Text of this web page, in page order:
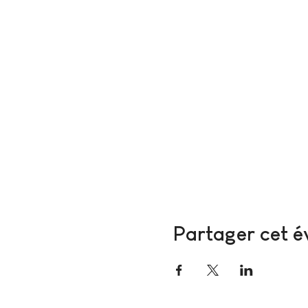
Partager cet